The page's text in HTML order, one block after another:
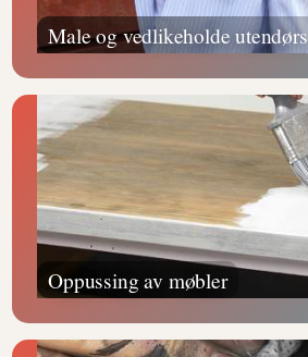
Male og vedlikeholde utendørs
Oppussing av møbler